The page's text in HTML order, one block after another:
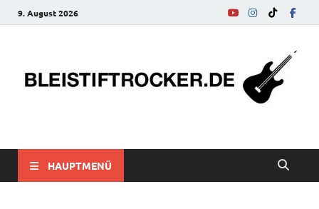
9. August 2026
bleistiftrocker.de
HAUPTMENÜ